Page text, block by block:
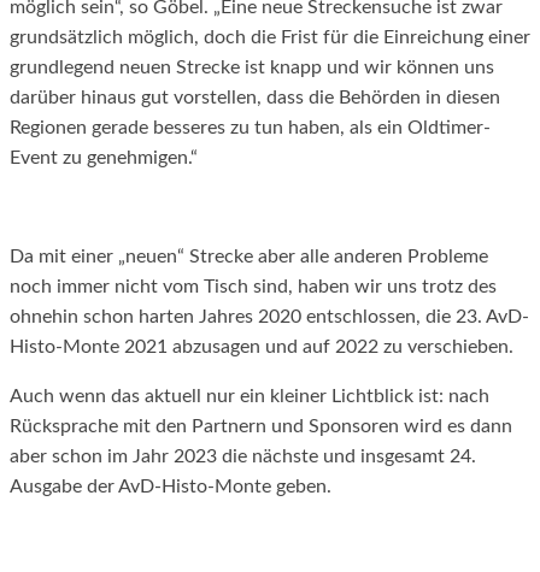
möglich sein“, so Göbel. „Eine neue Streckensuche ist zwar
grundsätzlich möglich, doch die Frist für die Einreichung einer
grundlegend neuen Strecke ist knapp und wir können uns
darüber hinaus gut vorstellen, dass die Behörden in diesen
Regionen gerade besseres zu tun haben, als ein Oldtimer-
Event zu genehmigen.“
Da mit einer „neuen“ Strecke aber alle anderen Probleme
noch immer nicht vom Tisch sind, haben wir uns trotz des
ohnehin schon harten Jahres 2020 entschlossen, die 23. AvD-
Histo-Monte 2021 abzusagen und auf 2022 zu verschieben.
Auch wenn das aktuell nur ein kleiner Lichtblick ist: nach
Rücksprache mit den Partnern und Sponsoren wird es dann
aber schon im Jahr 2023 die nächste und insgesamt 24.
Ausgabe der AvD-Histo-Monte geben.